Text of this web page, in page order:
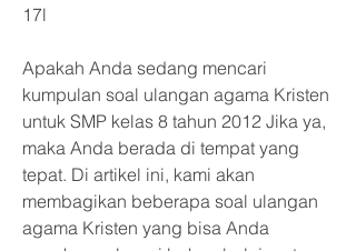
17l
Apakah Anda sedang mencari
kumpulan soal ulangan agama Kristen
untuk SMP kelas 8 tahun 2012 Jika ya,
maka Anda berada di tempat yang
tepat. Di artikel ini, kami akan
membagikan beberapa soal ulangan
agama Kristen yang bisa Anda